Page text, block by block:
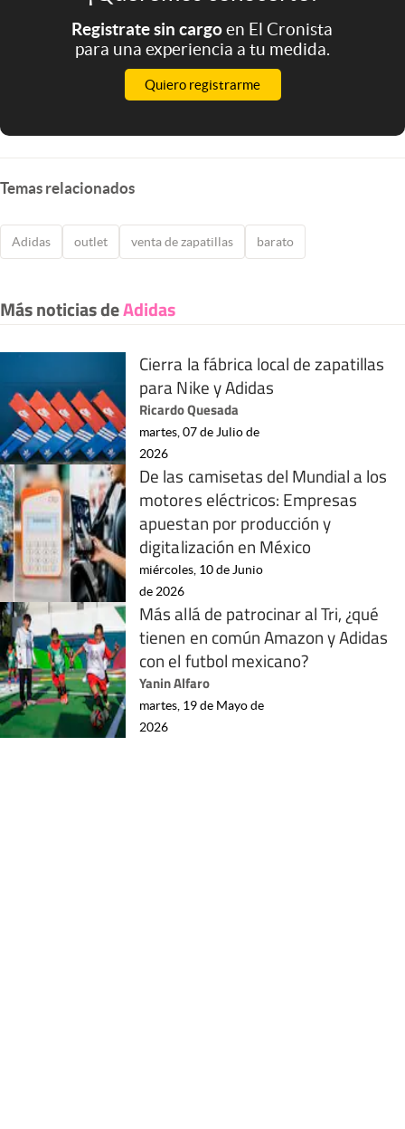
Registrate sin cargoen El Cronista
para una experiencia a tu medida.
Quiero registrarme
Temas relacionados
Adidas outlet venta de zapatillas barato
Más noticias deAdidas
Cierra la fábrica local de zapatillas
para Nike y Adidas
Ricardo Quesada
martes, 07 de Julio de
2026
De las camisetas del Mundial a los
motores eléctricos: Empresas
apuestan por producción y
digitalización en México
miércoles, 10 de Junio
de 2026
Más allá de patrocinar al Tri, ¿qué
tienen en común Amazon y Adidas
con el futbol mexicano?
Yanin Alfaro
martes, 19 de Mayo de
2026